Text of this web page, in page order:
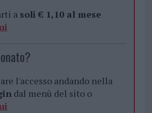
a soli € 1,10 al mese
l'accesso andando nella
dal menù del sito o